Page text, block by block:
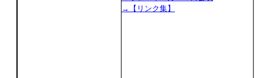
→【リンク集】